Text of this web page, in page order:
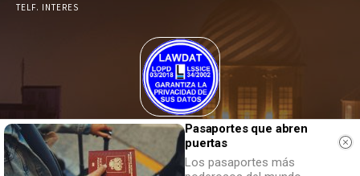
TELF. INTERES
El Periódico de Yecla alcanza un grado más de compromiso en el
tratamiento de sus datos.
Pasaportes que abren
puertas
Los pasaportes más